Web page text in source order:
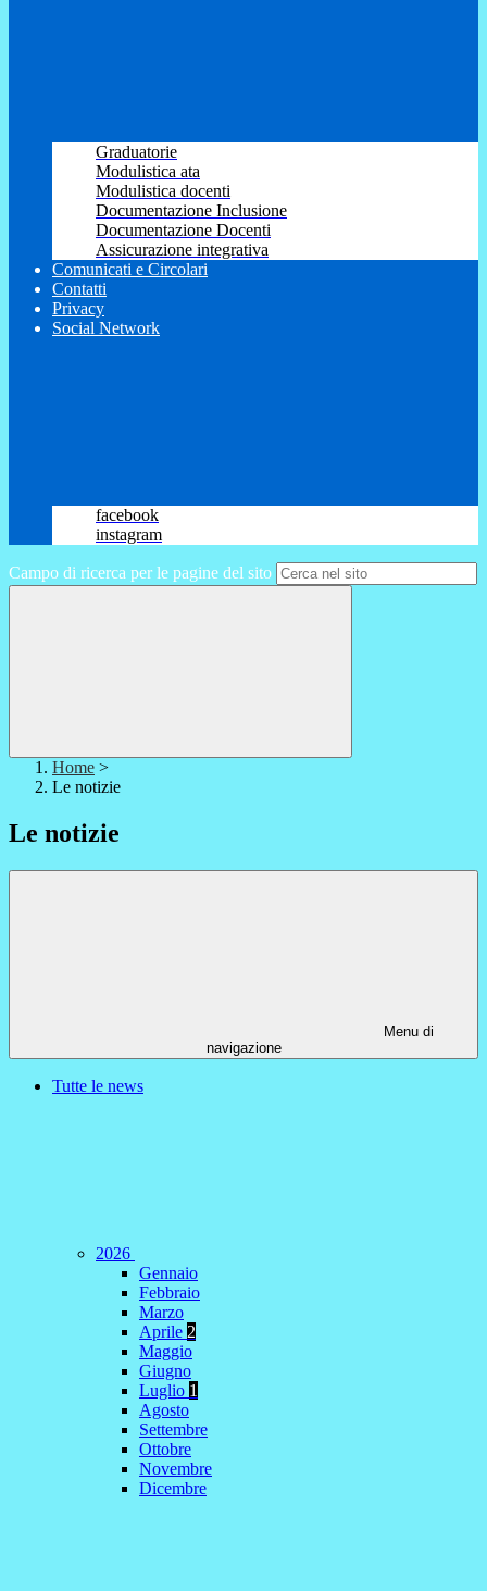
Graduatorie
Modulistica ata
Modulistica docenti
Documentazione Inclusione
Documentazione Docenti
Assicurazione integrativa
Comunicati e Circolari
Contatti
Privacy
Social Network
facebook
instagram
Campo di ricerca per le pagine del sito
Home >
Le notizie
Le notizie
Menu di
navigazione
Tutte le news
2026
Gennaio
Febbraio
Marzo
Aprile 2
Maggio
Giugno
Luglio 1
Agosto
Settembre
Ottobre
Novembre
Dicembre